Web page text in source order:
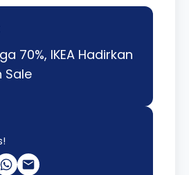
70%, IKEA Hadirkan
Sale